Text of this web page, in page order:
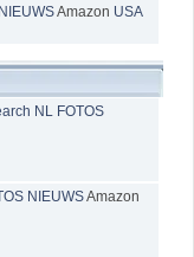
NIEUWSAmazon USA
NL FOTOS
NIEUWSAmazon